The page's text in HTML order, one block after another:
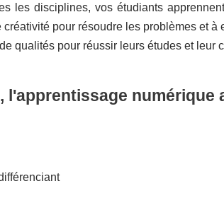
les disciplines, vos étudiants
créativité pour résoudre les problèmes et
qualités pour réussir leurs études et leur
l'apprentissage